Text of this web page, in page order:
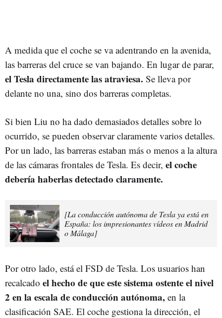
A medida que el coche se va adentrando en la avenida,
las barreras del cruce se van bajando. En lugar de parar,
el Tesla directamente las atraviesa. Se lleva por
delante no una, sino dos barreras completas.
Si bien Liu no ha dado demasiados detalles sobre lo
ocurrido, se pueden observar claramente varios detalles.
Por un lado, las barreras estaban más o menos a la altura
de las cámaras frontales de Tesla. Es decir, el coche
debería haberlas detectado claramente.
[La conducción autónoma de Tesla ya está en
España: los impresionantes vídeos en Madrid
o Málaga]
Por otro lado, está el FSD de Tesla. Los usuarios han
recalcado el hecho de que este sistema ostente el nivel
2 en la escala de conducción autónoma, en la
clasificación SAE. El coche gestiona la dirección, el